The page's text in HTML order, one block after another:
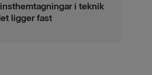
i teknik
ligger fast